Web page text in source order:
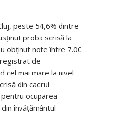
peste 54,6% dintre
proba scrisă la
obținut note între 7.00
de
cel mai mare la nivel
din cadrul
pentru ocuparea
învățământul